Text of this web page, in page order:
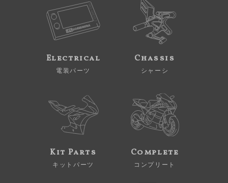
Electrical
電装パーツ
Chassis
シャーシ
Kit Parts
キットパーツ
Complete
コンプリート